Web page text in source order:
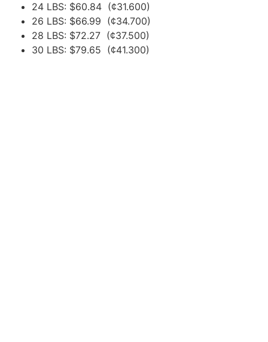
24 LBS: $60.84 (¢31.600)
26 LBS: $66.99 (¢34.700)
28 LBS: $72.27 (¢37.500)
30 LBS: $79.65 (¢41.300)